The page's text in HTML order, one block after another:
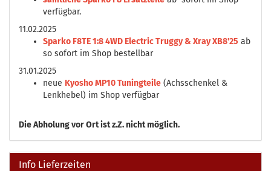
verfügbar.
11.02.2025
Sparko F8TE 1:8 4WD Electric Truggy & Xray XB8'25 ab
so sofort im Shop bestellbar
31.01.2025
neue Kyosho MP10 Tuningteile (Achsschenkel &
Lenkhebel) im Shop verfügbar
DieAbholung vor Ort ist z.Z. nicht möglich.
Info Lieferzeiten